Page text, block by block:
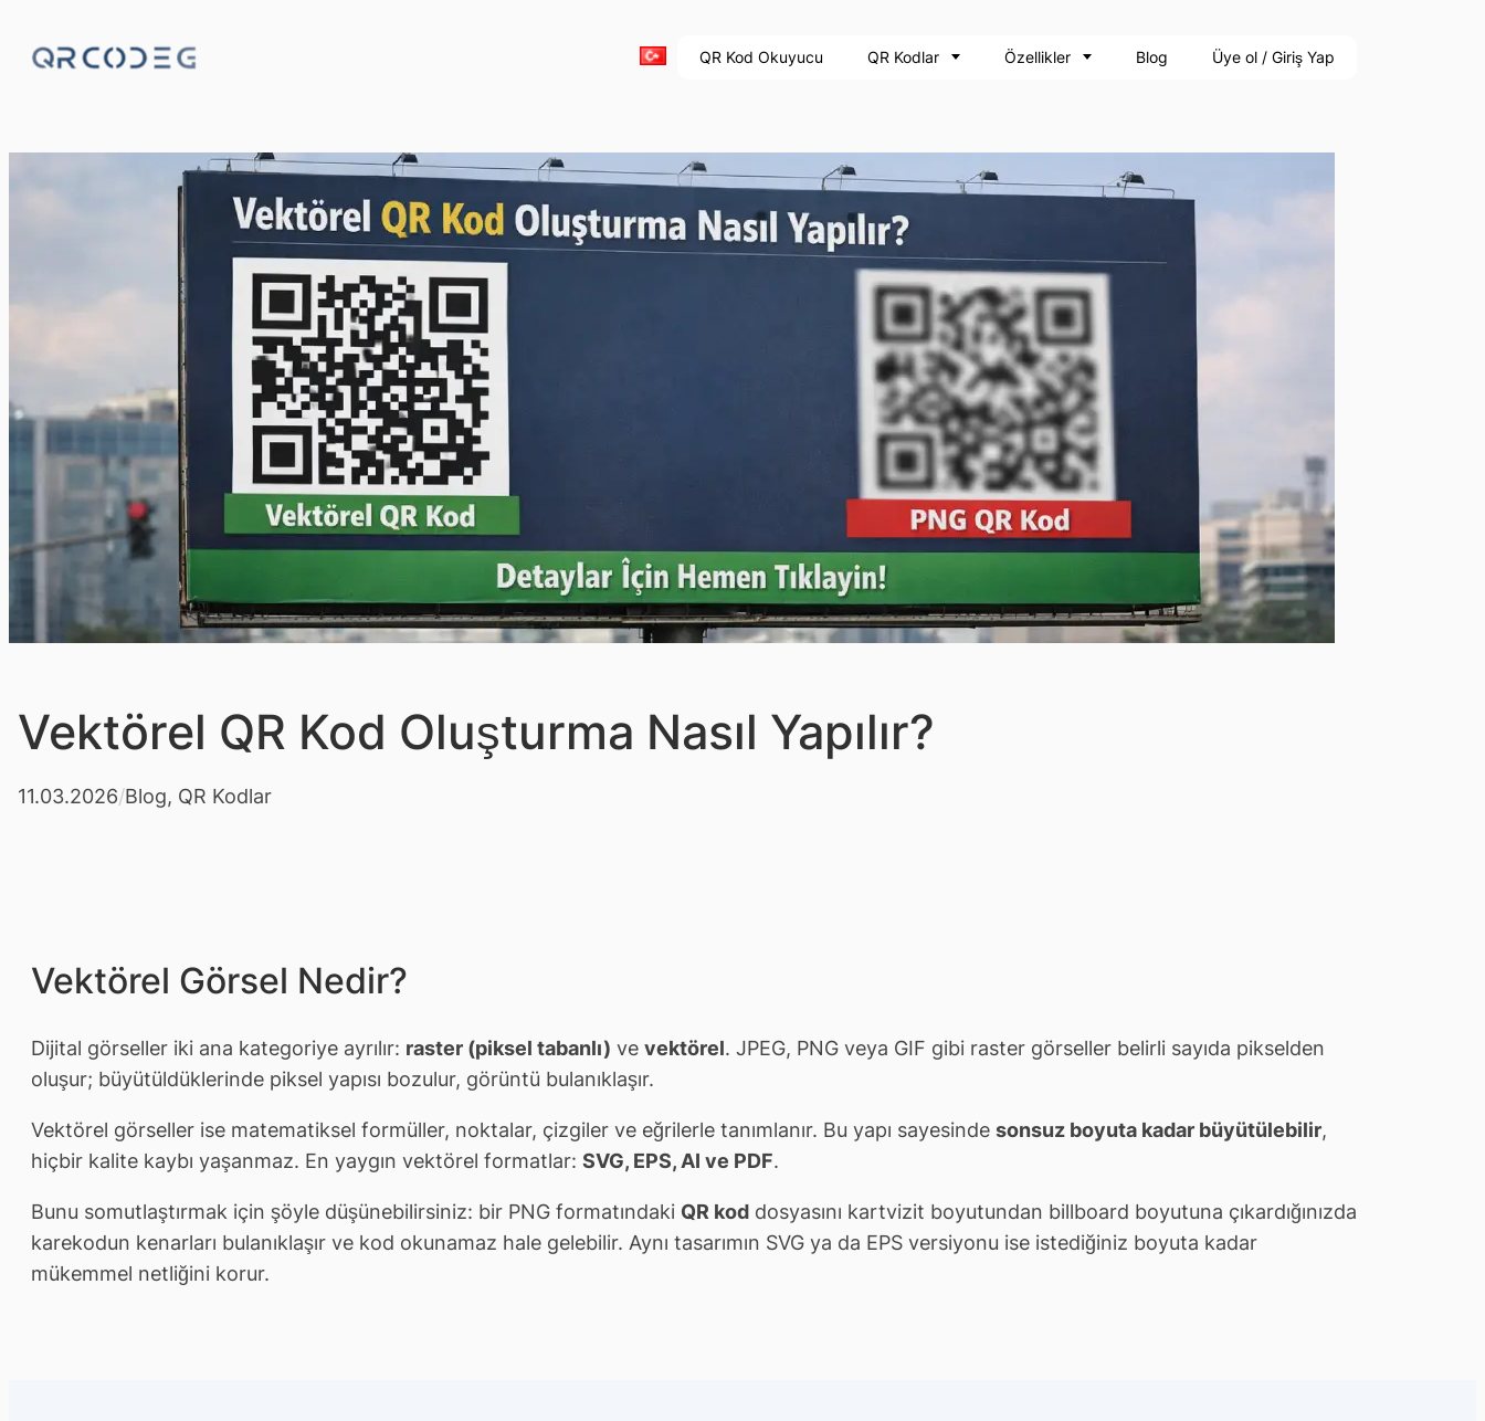
geç
QR Kod Okuyucu QR Kodlar Özellikler Blog Üye ol / Giriş Yap
Vektörel QR Kod Oluşturma Nasıl Yapılır?
11.03.2026/Blog, QR Kodlar
Vektörel Görsel Nedir?
Dijital görseller iki ana kategoriye ayrılır: raster (piksel tabanlı) ve vektörel. JPEG, PNG veya GIF gibi raster görseller belirli sayıda pikselden
oluşur; büyütüldüklerinde piksel yapısı bozulur, görüntü bulanıklaşır.
Vektörel görseller ise matematiksel formüller, noktalar, çizgiler ve eğrilerle tanımlanır. Bu yapı sayesinde sonsuz boyuta kadar büyütülebilir,
hiçbir kalite kaybı yaşanmaz. En yaygın vektörel formatlar: SVG, EPS, AI ve PDF.
Bunu somutlaştırmak için şöyle düşünebilirsiniz: bir PNG formatındaki QR kod dosyasını kartvizit boyutundan billboard boyutuna çıkardığınızda
karekodun kenarları bulanıklaşır ve kod okunamaz hale gelebilir. Aynı tasarımın SVG ya da EPS versiyonu ise istediğiniz boyuta kadar
mükemmel netliğini korur.